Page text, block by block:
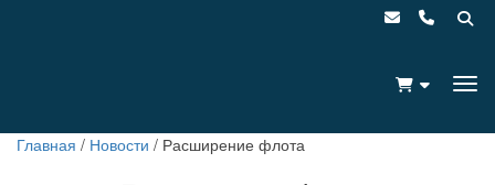
Главная / Новости / Расширение флота